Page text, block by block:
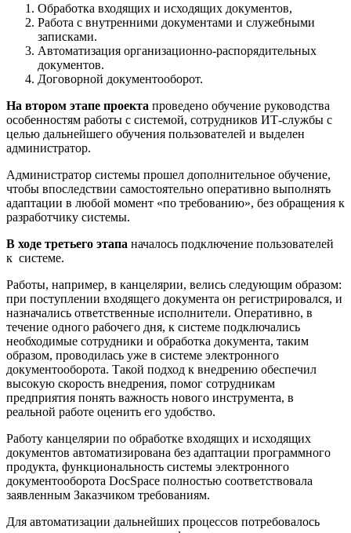
Обработка входящих и исходящих документов,
Работа с внутренними документами и служебными
записками.
Автоматизация организационно-распорядительных
документов.
Договорной документооборот.
На втором этапе проекта проведено обучение руководства
особенностям работы с системой, сотрудников ИТ-службы с
целью дальнейшего обучения пользователей и выделен
администратор.
Администратор системы прошел дополнительное обучение,
чтобы впоследствии самостоятельно оперативно выполнять
адаптации в любой момент «по требованию», без обращения к
разработчику системы.
В ходе третьего этапа началось подключение пользователей
к системе.
Работы, например, в канцелярии, велись следующим образом:
при поступлении входящего документа он регистрировался, и
назначались ответственные исполнители. Оперативно, в
течение одного рабочего дня, к системе подключались
необходимые сотрудники и обработка документа, таким
образом, проводилась уже в системе электронного
документооборота. Такой подход к внедрению обеспечил
высокую скорость внедрения, помог сотрудникам
предприятия понять важность нового инструмента, в
реальной работе оценить его удобство.
Работу канцелярии по обработке входящих и исходящих
документов автоматизирована без адаптации программного
продукта, функциональность системы электронного
документооборота DocSpace полностью соответствовала
заявленным Заказчиком требованиям.
Для автоматизации дальнейших процессов потребовалось